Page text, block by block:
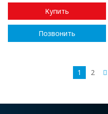
Купить
Позвонить
1 2